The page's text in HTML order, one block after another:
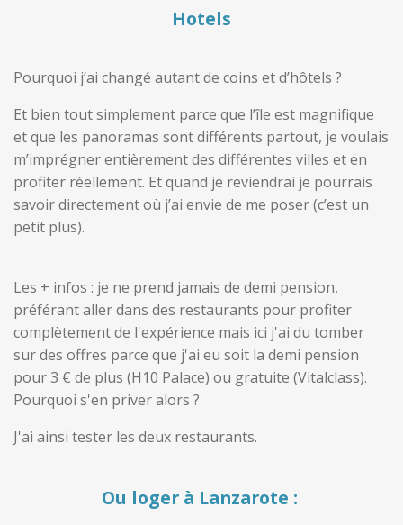
Hotels
Pourquoi j’ai changé autant de coins et d’hôtels ?
Et bien tout simplement parce que l’île est magnifique
et que les panoramas sont différents partout, je voulais
m’imprégner entièrement des différentes villes et en
profiter réellement. Et quand je reviendrai je pourrais
savoir directement où j’ai envie de me poser (c’est un
petit plus).
Les + infos : je ne prend jamais de demi pension,
préférant aller dans des restaurants pour profiter
complètement de l'expérience mais ici j'ai du tomber
sur des offres parce que j'ai eu soit la demi pension
pour 3 € de plus (H10 Palace) ou gratuite (Vitalclass).
Pourquoi s'en priver alors ?
J'ai ainsi tester les deux restaurants.
Ou loger à Lanzarote :